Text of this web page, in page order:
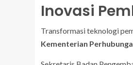
Inovasi
Transformasi teknologi
Kementerian